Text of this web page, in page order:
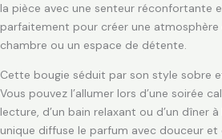
la pièce avec une senteur réconfortante
parfaitement pour créer une atmosphère
chambre ou un espace de détente.
Cette bougie séduit par son style sobre
Vous pouvez l’allumer lors d’une soirée
lecture, d’un bain relaxant ou d’un dîner
unique diffuse le parfum avec douceur et